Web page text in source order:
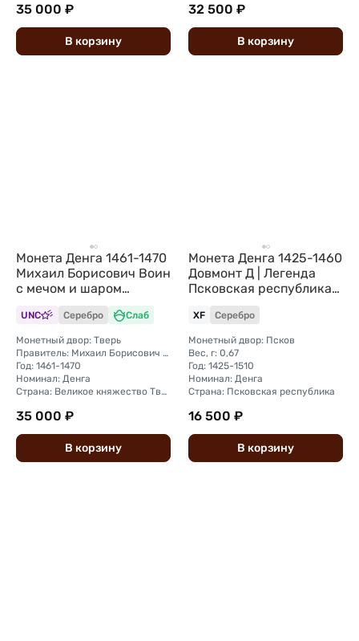
35 000 ₽
В корзину
32 500 ₽
В корзину
Монета Денга 1461-1470
Михаил Борисович Воин
с мечом и шаром
Тверское княжество
слаб ННР MS 61
UNC Серебро Слаб
Монетный двор: Тверь
Правитель: Михаил Борисович (1461—1485)
Год: 1461-1470
Номинал: Денга
Страна: Великое княжество Тверское
35 000 ₽
В корзину
Монета Денга 1425-1460
Довмонт Д | Легенда
Псковская республика
Псков
XF Серебро
Монетный двор: Псков
Вес, г: 0,67
Год: 1425-1510
Номинал: Денга
Страна: Псковская республика
16 500 ₽
В корзину